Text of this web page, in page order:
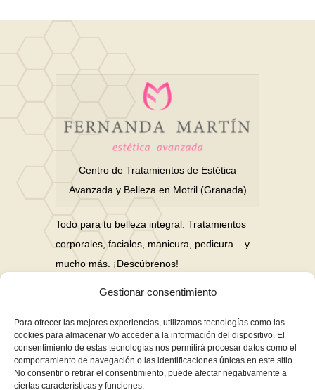
Gestionar consentimiento
Para ofrecer las mejores experiencias, utilizamos tecnologías como las
cookies para almacenar y/o acceder a la información del dispositivo. El
consentimiento de estas tecnologías nos permitirá procesar datos como el
comportamiento de navegación o las identificaciones únicas en este sitio.
No consentir o retirar el consentimiento, puede afectar negativamente a
ciertas características y funciones.
Centro de Tratamientos de Estética
Avanzada y Belleza en Motril (Granada)
Todo para tu belleza integral. Tratamientos
corporales, faciales, manicura, pedicura... y
mucho más. ¡Descúbrenos!
Nuestras Redes Sociales
Financiación en hasta 3 años sin intereses
Aviso Legal